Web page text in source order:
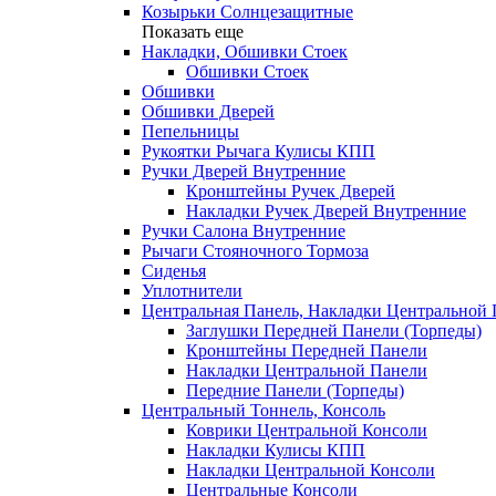
Козырьки Солнцезащитные
Показать еще
Накладки, Обшивки Стоек
Обшивки Стоек
Обшивки
Обшивки Дверей
Пепельницы
Рукоятки Рычага Кулисы КПП
Ручки Дверей Внутренние
Кронштейны Ручек Дверей
Накладки Ручек Дверей Внутренние
Ручки Салона Внутренние
Рычаги Стояночного Тормоза
Сиденья
Уплотнители
Центральная Панель, Накладки Центральной
Заглушки Передней Панели (Торпеды)
Кронштейны Передней Панели
Накладки Центральной Панели
Передние Панели (Торпеды)
Центральный Тоннель, Консоль
Коврики Центральной Консоли
Накладки Кулисы КПП
Накладки Центральной Консоли
Центральные Консоли